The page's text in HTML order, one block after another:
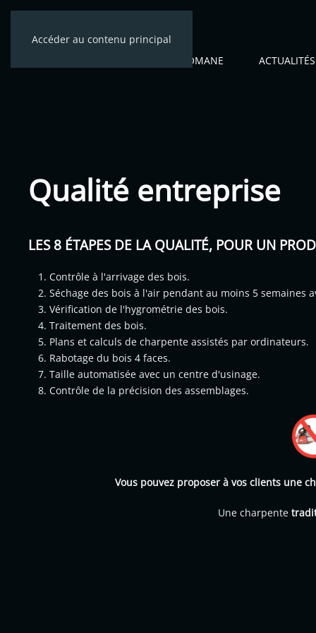
Accéder au contenu principal
CÉNOMANE ACTUALITÉS
Qualité entreprise
LES 8 ÉTAPES DE LA QUALITÉ, POUR UN
Contrôle à l'arrivage des bois.
Séchage des bois à l'air pendant au moins 5 semaines
Vérification de l'hygrométrie des bois.
Traitement des bois.
Plans et calculs de charpente assistés par ordinateurs.
Rabotage du bois 4 faces.
Taille automatisée avec un centre d'usinage.
Contrôle de la précision des assemblages.
Vous pouvez proposer à vos clients une
Une charpente